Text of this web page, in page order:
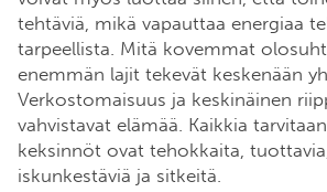
tehtäviä, mikä vapauttaa energiaa
tarpeellista. Mitä kovemmat
enemmän lajit tekevät keskenään
Verkostomaisuus ja keskinäinen
vahvistavat elämää. Kaikkia
keksinnöt ovat tehokkaita,
iskunkestäviä ja sitkeitä.